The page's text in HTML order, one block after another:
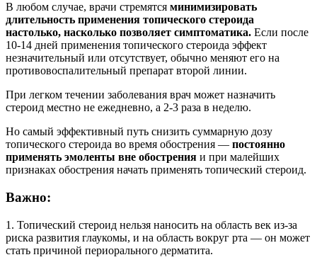
В любом случае, врачи стремятся минимизировать
длительность применения топического стероида
настолько, насколько позволяет симптоматика. Если после
10-14 дней применения топического стероида эффект
незначительный или отсутствует, обычно меняют его на
противовоспалительный препарат второй линии.
При легком течении заболевания врач может назначить
стероид местно не ежедневно, а 2-3 раза в неделю.
Но самый эффективный путь снизить суммарную дозу
топического стероида во время обострения — постоянно
применять эмоленты вне обострения и при малейших
признаках обострения начать применять топический стероид.
Важно:
1. Топический стероид нельзя наносить на область век из-за
риска развития глаукомы, и на область вокруг рта — он может
стать причиной периорального дерматита.